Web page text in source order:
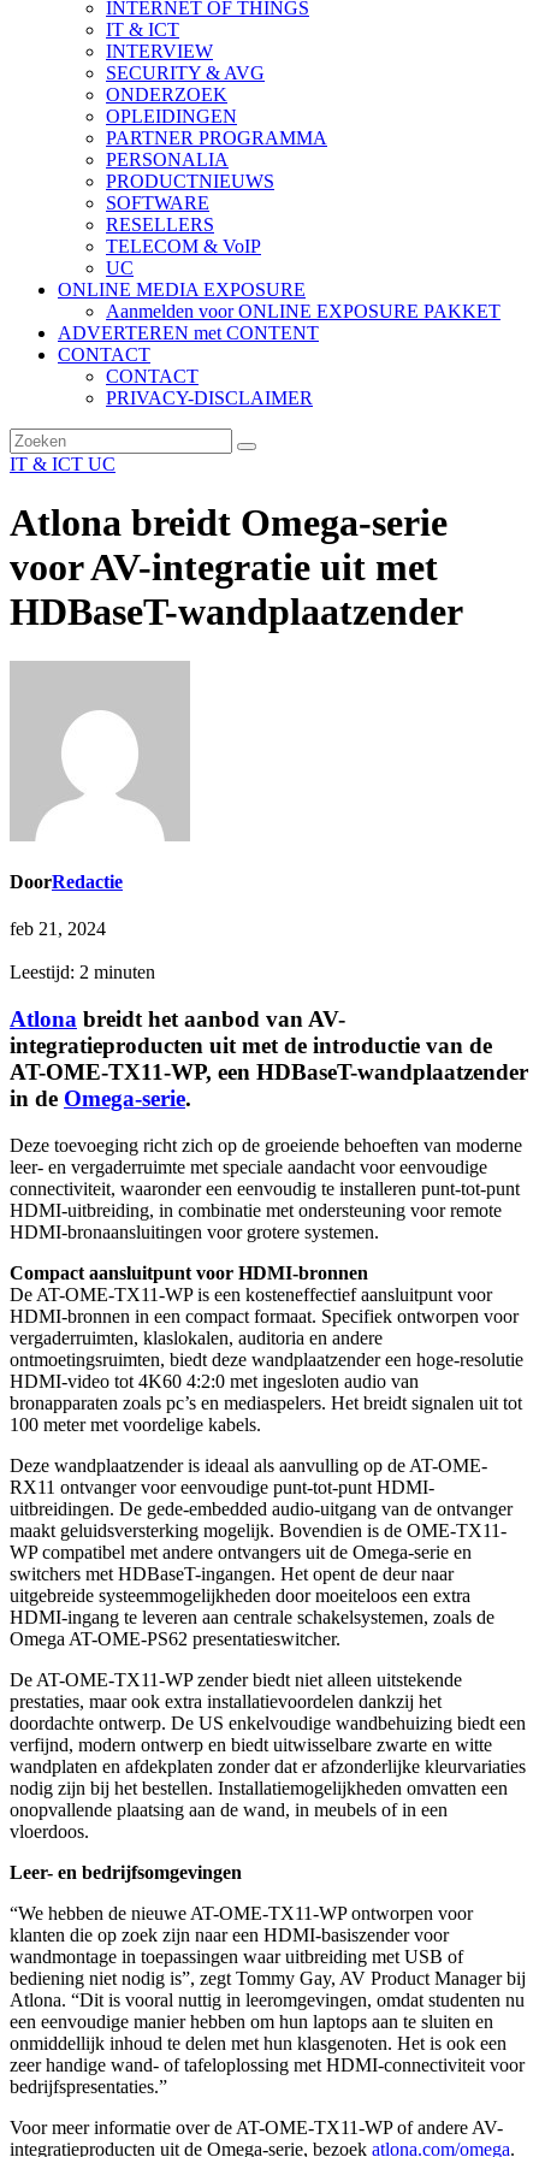
INTERNET OF THINGS
IT & ICT
INTERVIEW
SECURITY & AVG
ONDERZOEK
OPLEIDINGEN
PARTNER PROGRAMMA
PERSONALIA
PRODUCTNIEUWS
SOFTWARE
RESELLERS
TELECOM & VoIP
UC
ONLINE MEDIA EXPOSURE
Aanmelden voor ONLINE EXPOSURE PAKKET
ADVERTEREN met CONTENT
CONTACT
CONTACT
PRIVACY-DISCLAIMER
IT & ICT UC
Atlona breidt Omega-serie
voor AV-integratie uit met
HDBaseT-wandplaatzender
DoorRedactie
feb 21, 2024
Leestijd: 2 minuten
Atlona breidt het aanbod van AV-
integratieproducten uit met de introductie van de
AT-OME-TX11-WP, een HDBaseT-wandplaatzender
in de Omega-serie.
Deze toevoeging richt zich op de groeiende behoeften van moderne
leer- en vergaderruimte met speciale aandacht voor eenvoudige
connectiviteit, waaronder een eenvoudig te installeren punt-tot-punt
HDMI-uitbreiding, in combinatie met ondersteuning voor remote
HDMI-bronaansluitingen voor grotere systemen.
Compact aansluitpunt voor HDMI-bronnen
De AT-OME-TX11-WP is een kosteneffectief aansluitpunt voor
HDMI-bronnen in een compact formaat. Specifiek ontworpen voor
vergaderruimten, klaslokalen, auditoria en andere
ontmoetingsruimten, biedt deze wandplaatzender een hoge-resolutie
HDMI-video tot 4K60 4:2:0 met ingesloten audio van
bronapparaten zoals pc’s en mediaspelers. Het breidt signalen uit tot
100 meter met voordelige kabels.
Deze wandplaatzender is ideaal als aanvulling op de AT-OME-
RX11 ontvanger voor eenvoudige punt-tot-punt HDMI-
uitbreidingen. De gede-embedded audio-uitgang van de ontvanger
maakt geluidsversterking mogelijk. Bovendien is de OME-TX11-
WP compatibel met andere ontvangers uit de Omega-serie en
switchers met HDBaseT-ingangen. Het opent de deur naar
uitgebreide systeemmogelijkheden door moeiteloos een extra
HDMI-ingang te leveren aan centrale schakelsystemen, zoals de
Omega AT-OME-PS62 presentatieswitcher.
De AT-OME-TX11-WP zender biedt niet alleen uitstekende
prestaties, maar ook extra installatievoordelen dankzij het
doordachte ontwerp. De US enkelvoudige wandbehuizing biedt een
verfijnd, modern ontwerp en biedt uitwisselbare zwarte en witte
wandplaten en afdekplaten zonder dat er afzonderlijke kleurvariaties
nodig zijn bij het bestellen. Installatiemogelijkheden omvatten een
onopvallende plaatsing aan de wand, in meubels of in een
vloerdoos.
Leer- en bedrijfsomgevingen
“We hebben de nieuwe AT-OME-TX11-WP ontworpen voor
klanten die op zoek zijn naar een HDMI-basiszender voor
wandmontage in toepassingen waar uitbreiding met USB of
bediening niet nodig is”, zegt Tommy Gay, AV Product Manager bij
Atlona. “Dit is vooral nuttig in leeromgevingen, omdat studenten nu
een eenvoudige manier hebben om hun laptops aan te sluiten en
onmiddellijk inhoud te delen met hun klasgenoten. Het is ook een
zeer handige wand- of tafeloplossing met HDMI-connectiviteit voor
bedrijfspresentaties.”
Voor meer informatie over de AT-OME-TX11-WP of andere AV-
integratieproducten uit de Omega-serie, bezoek atlona.com/omega.